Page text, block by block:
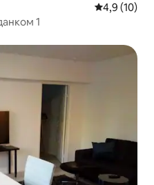
Середня
4,9 (10)
1